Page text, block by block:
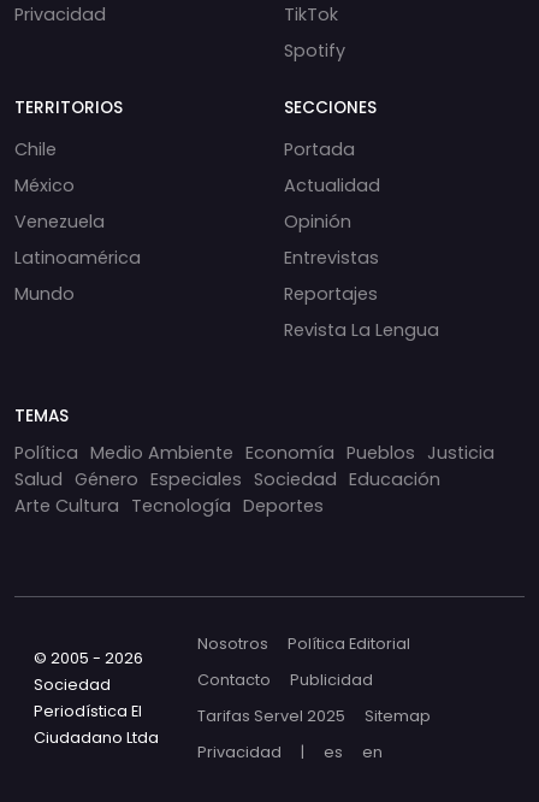
Privacidad
TikTok
Spotify
TERRITORIOS
Chile
México
Venezuela
Latinoamérica
Mundo
SECCIONES
Portada
Actualidad
Opinión
Entrevistas
Reportajes
Revista La Lengua
TEMAS
Política Medio Ambiente Economía Pueblos Justicia
Salud Género Especiales Sociedad Educación
Arte Cultura Tecnología Deportes
© 2005 - 2026
Sociedad
Periodística El
Ciudadano Ltda
Nosotros
Política Editorial
Contacto
Publicidad
Tarifas Servel 2025
Sitemap
Privacidad
| es en